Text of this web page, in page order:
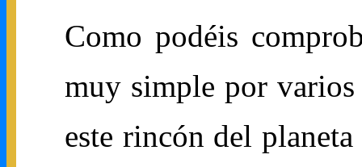
Como podéis
muy simple por
este rincón del